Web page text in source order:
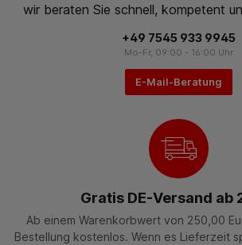
wir beraten Sie schnell, kompetent
+49 7545 933 9945
Mo-Fr, 09:00 - 16:00 Uhr
E-Mail-Beratung
Gratis DE-Versand ab
Ab einem Warenkorbwert von 250,00
Bestellung kostenlos. Wenn es Lieferzeit